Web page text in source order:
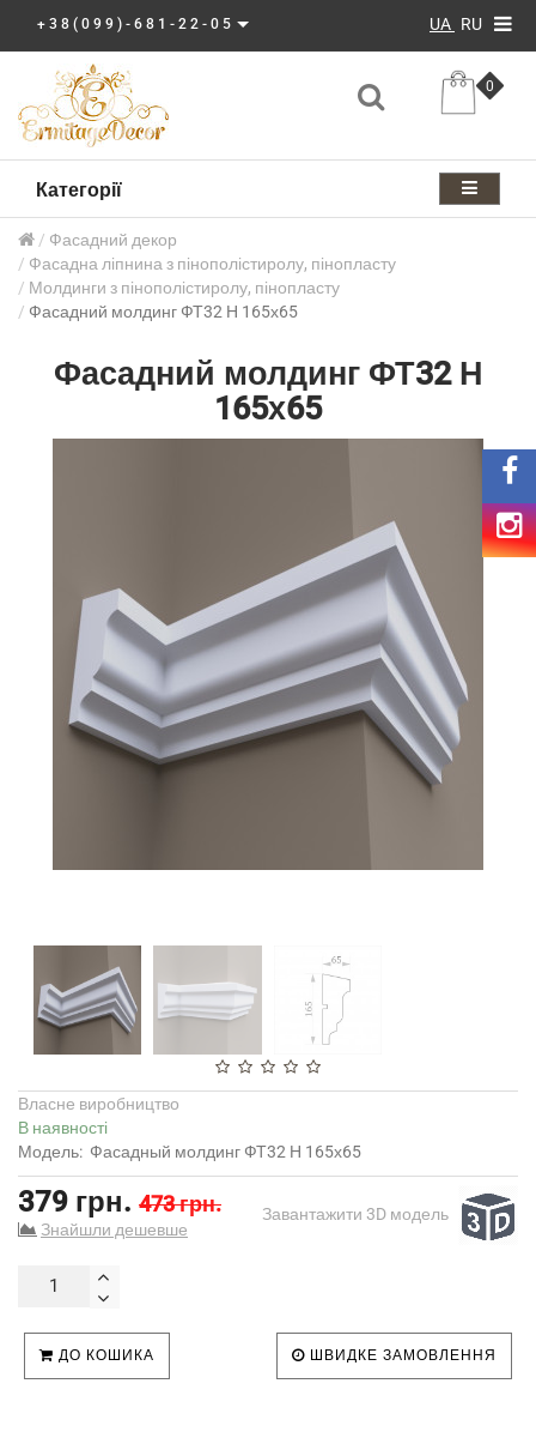
+38(099)-681-22-05 UA RU
0
Категорії
Фасадний декор
Фасадна ліпнина з пінополістиролу, пінопласту
Молдинги з пінополістиролу, пінопласту
Фасадний молдинг ФТ32 Н 165х65
Фасадний молдинг ФТ32 Н
165х65
Власне виробництво
В наявності
Модель: Фасадный молдинг ФТ32 Н 165х65
379 грн. 473 грн.
Знайшли дешевше
Завантажити 3D модель
ДО КОШИКА ШВИДКЕ ЗАМОВЛЕННЯ